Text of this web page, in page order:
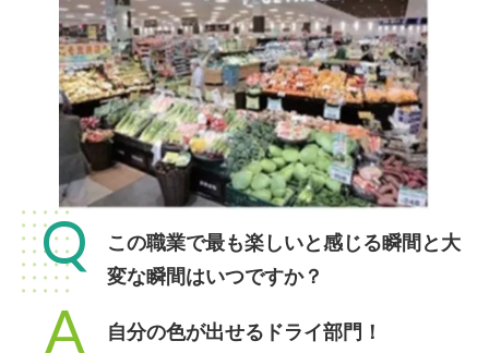
Q
この職業で最も楽しいと感じる瞬間と大
変な瞬間はいつですか？
A 自分の色が出せるドライ部門！